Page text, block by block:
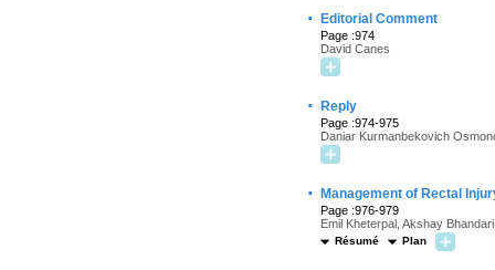
· Editorial Comment
Page :974
David Canes
· Reply
Page :974-975
Daniar Kurmanbekovich
· Management of Rectal
Page :976-979
Emil Kheterpal, Akshay
Résumé Plan